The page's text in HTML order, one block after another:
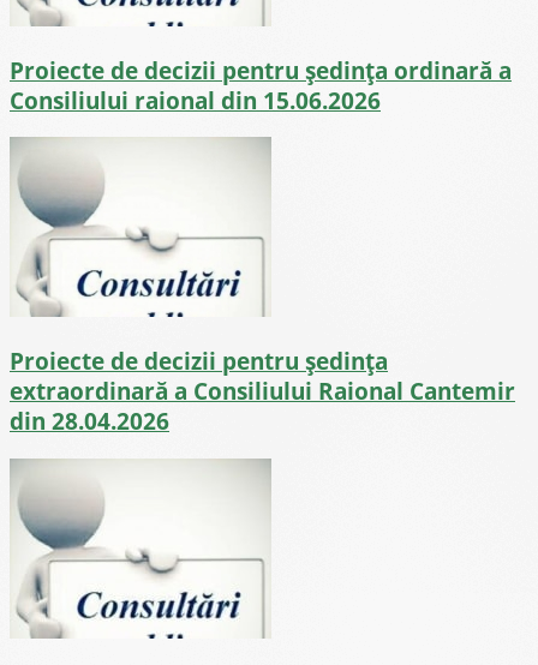
Proiecte de decizii pentru ședința ordinară a
Consiliului raional din 15.06.2026
Proiecte de decizii pentru ședința
extraordinară a Consiliului Raional Cantemir
din 28.04.2026